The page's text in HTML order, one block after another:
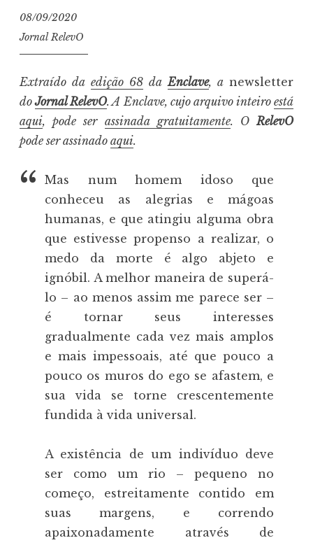
08/09/2020
Jornal RelevO
Extraído da edição 68 da Enclave, a newsletter
doJornal RelevO. A Enclave, cujo arquivo inteiro está
aqui, pode ser assinada gratuitamente. ORelevO
pode ser assinado aqui.
Mas num homem idoso que
conheceu as alegrias e mágoas
humanas, e que atingiu alguma obra
que estivesse propenso a realizar, o
medo da morte é algo abjeto e
ignóbil. A melhor maneira de superá-
lo – ao menos assim me parece ser –
é tornar seus interesses
gradualmente cada vez mais amplos
e mais impessoais, até que pouco a
pouco os muros do ego se afastem, e
sua vida se torne crescentemente
fundida à vida universal.
A existência de um indivíduo deve
ser como um rio – pequeno no
começo, estreitamente contido em
suas margens, e correndo
apaixonadamente através de